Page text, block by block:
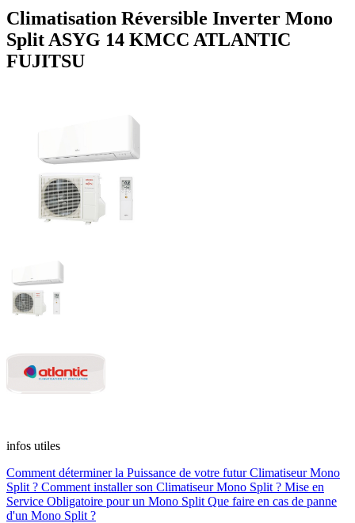
Climatisation Réversible Inverter Mono
Split ASYG 14 KMCC ATLANTIC
FUJITSU
infos utiles
Comment déterminer la Puissance de votre futur Climatiseur Mono
Split ? Comment installer son Climatiseur Mono Split ? Mise en
Service Obligatoire pour un Mono Split Que faire en cas de panne
d'un Mono Split ?